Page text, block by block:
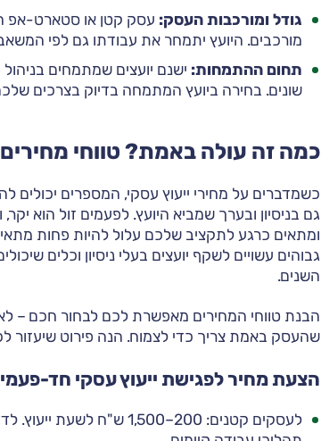
גודל ומורכבות העסק: עסק קטן או סטארט-אפ
מורכבים. היועץ יתמחר את עבודתו גם לפי
תחום ההתמחות: ישנם יועצים שמתמחים
שונים. בחירה ביועץ המתמחה בדיוק בצרכים
כמה זה עולה באמת? טווחי
כשמדברים על מחירי ייעוץ עסקי, המספרים יכולים
גם בניסיון ובערך שמביא היועץ. לפעמים זול הוא
ומתאים כרגע לתקציב שלכם עלול להיות פחות
גבוהים עשויים לשקף יועצים בעלי ניסיון וכלים
השנים.
הבנת טווחי המחירים מאפשרת לכם לבחור חכם –
שהעסק באמת צריך כדי לצמוח. הנה פירוט שיעזור
הצעת מחיר לפגישת ייעוץ עסקי חד-
לעסקים קטנים: 200–1,500